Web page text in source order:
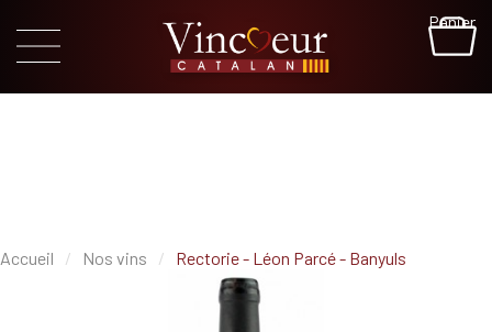
Panier
Accueil Nos vins Rectorie - Léon Parcé - Banyuls